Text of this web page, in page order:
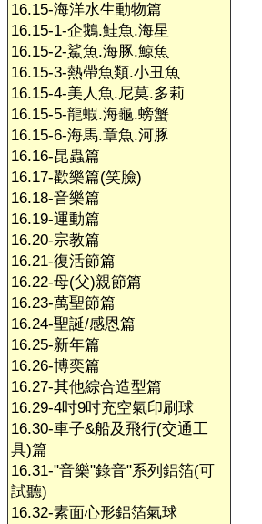
16.15-海洋水生動物篇
16.15-1-企鵝.鮭魚.海星
16.15-2-鯊魚.海豚.鯨魚
16.15-3-熱帶魚類.小丑魚
16.15-4-美人魚.尼莫.多莉
16.15-5-龍蝦.海龜.螃蟹
16.15-6-海馬.章魚.河豚
16.16-昆蟲篇
16.17-歡樂篇(笑臉)
16.18-音樂篇
16.19-運動篇
16.20-宗教篇
16.21-復活節篇
16.22-母(父)親節篇
16.23-萬聖節篇
16.24-聖誕/感恩篇
16.25-新年篇
16.26-博奕篇
16.27-其他綜合造型篇
16.29-4吋9吋充空氣印刷球
16.30-車子&船及飛行(交通工
具)篇
16.31-"音樂"錄音"系列鋁箔(可
試聽)
16.32-素面心形鋁箔氣球